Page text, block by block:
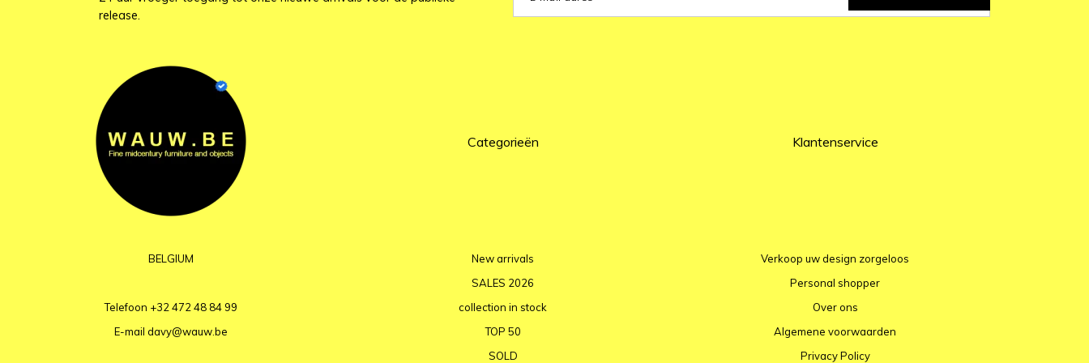
release.
BELGIUM
Telefoon +32 472 48 84 99
E-mail davy@wauw.be
Categorieën
New arrivals
SALES 2026
collection in stock
TOP 50
SOLD
Klantenservice
Verkoop uw design zorgeloos
Personal shopper
Over ons
Algemene voorwaarden
Privacy Policy